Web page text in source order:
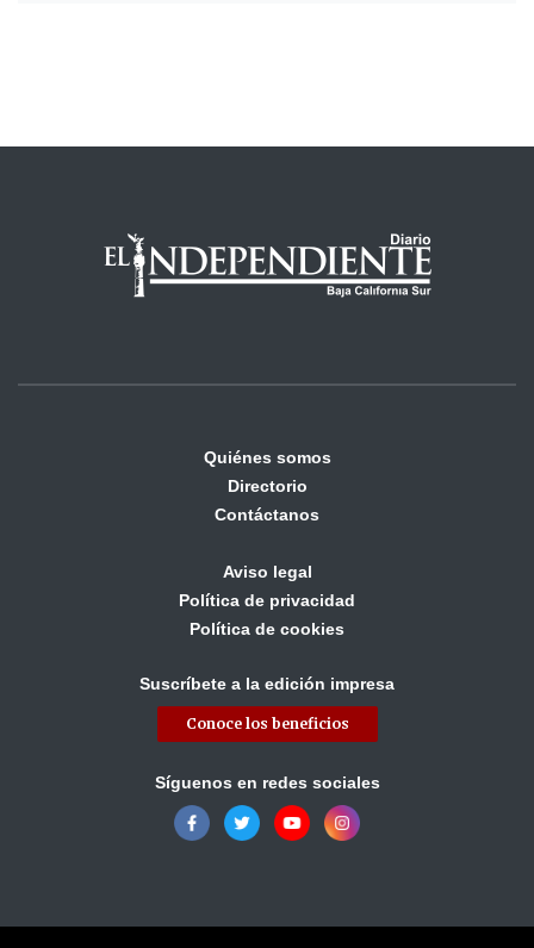
Quiénes somos
Directorio
Contáctanos
Aviso legal
Política de privacidad
Política de cookies
Suscríbete a la edición impresa
Conoce los beneficios
Síguenos en redes sociales